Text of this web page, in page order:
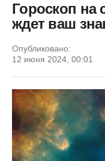
Гороскоп на
ждет ваш
Опубликовано:
12 июня 2024, 00:01